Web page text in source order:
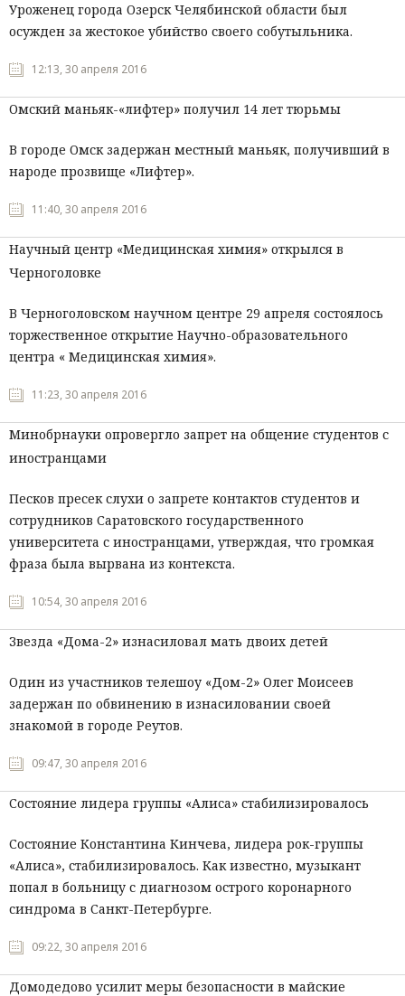
Уроженец города Озерск Челябинской области был
осужден за жестокое убийство своего собутыльника.
12:13, 30 апреля 2016
Омский маньяк-«лифтер» получил 14 лет тюрьмы
В городе Омск задержан местный маньяк, получивший в
народе прозвище «Лифтер».
11:40, 30 апреля 2016
Научный центр «Медицинская химия» открылся в
Черноголовке
В Черноголовском научном центре 29 апреля состоялось
торжественное открытие Научно-образовательного
центра « Медицинская химия».
11:23, 30 апреля 2016
Минобрнауки опровергло запрет на общение студентов с
иностранцами
Песков пресек слухи о запрете контактов студентов и
сотрудников Саратовского государственного
университета с иностранцами, утверждая, что громкая
фраза была вырвана из контекста.
10:54, 30 апреля 2016
Звезда «Дома-2» изнасиловал мать двоих детей
Один из участников телешоу «Дом-2» Олег Моисеев
задержан по обвинению в изнасиловании своей
знакомой в городе Реутов.
09:47, 30 апреля 2016
Состояние лидера группы «Алиса» стабилизировалось
Состояние Константина Кинчева, лидера рок-группы
«Алиса», стабилизировалось. Как известно, музыкант
попал в больницу с диагнозом острого коронарного
синдрома в Санкт-Петербурге.
09:22, 30 апреля 2016
Домодедово усилит меры безопасности в майские